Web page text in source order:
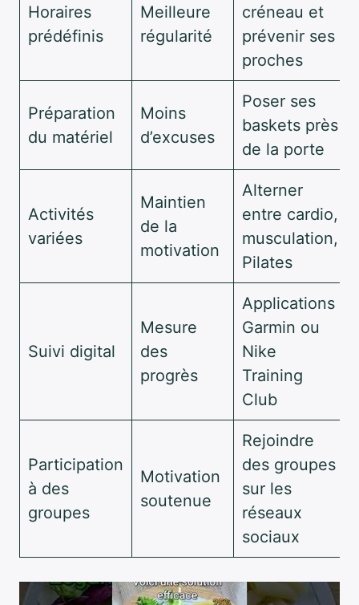
Horaires
prédéfinis
Meilleure
régularité
créneau et
prévenir ses
proches
Préparation
du matériel
Moins
d’excuses
Poser ses
baskets près
de la porte
Activités
variées
Maintien
de la
motivation
Alterner
entre cardio,
musculation,
Pilates
Suivi digital
Mesure
des
progrès
Applications
Garmin ou
Nike
Training
Club
Participation
à des
groupes
Motivation
soutenue
Rejoindre
des groupes
sur les
réseaux
sociaux